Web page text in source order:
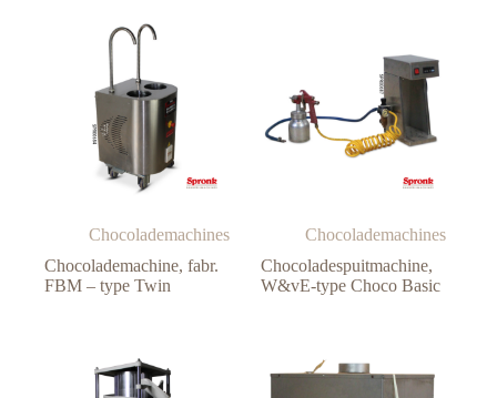
Chocolademachines
Chocolademachine, fabr.
FBM – type Twin
Chocolademachines
Chocoladespuitmachine,
W&vE-type Choco Basic